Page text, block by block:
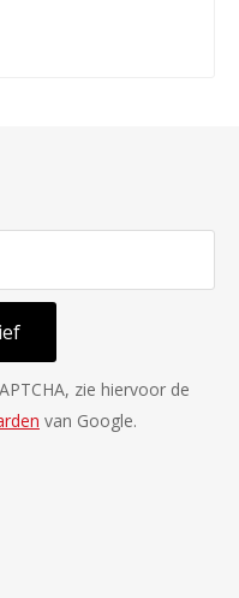
zie hiervoor de
van Google.